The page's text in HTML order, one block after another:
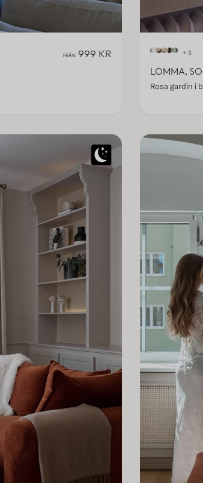
FRÅN 999 KR + 3
LOMMA,
Rosa gardin i